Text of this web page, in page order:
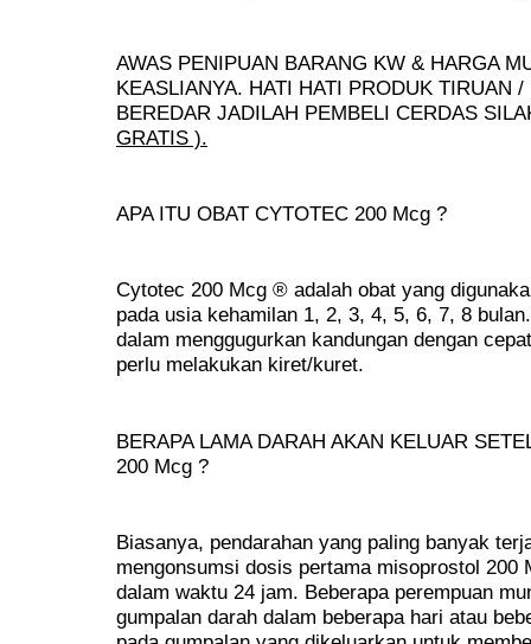
AWAS PENIPUAN BARANG KW & HARGA
KEASLIANYA. HATI HATI PRODUK TIRUAN /
BEREDAR JADILAH PEMBELI CERDAS
GRATIS ).
APA ITU OBAT CYTOTEC 200 Mcg ?
Cytotec 200 Mcg ® adalah obat yang
pada usia kehamilan 1, 2, 3, 4, 5, 6, 7, 8
dalam menggugurkan kandungan dengan
perlu melakukan kiret/kuret.
BERAPA LAMA DARAH AKAN KELUAR
200 Mcg ?
Biasanya, pendarahan yang paling banyak
mengonsumsi dosis pertama misoprostol 200
dalam waktu 24 jam. Beberapa perempuan
gumpalan darah dalam beberapa hari atau